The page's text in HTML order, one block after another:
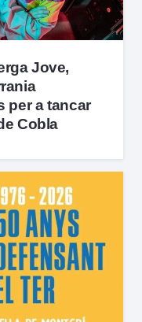
Jove,
per a tancar
Cobla